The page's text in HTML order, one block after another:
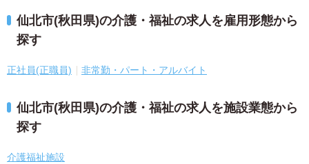
仙北市(秋田県)の介護・福祉の求人を雇用形態から
探す
正社員(正職員) 非常勤・パート・アルバイト
仙北市(秋田県)の介護・福祉の求人を施設業態から
探す
介護福祉施設